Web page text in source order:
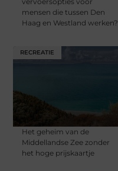
mensen die tussen Den
Haag en Westland werken?
RECREATIE
Het geheim van de
Middellandse Zee zonder
het hoge prijskaartje